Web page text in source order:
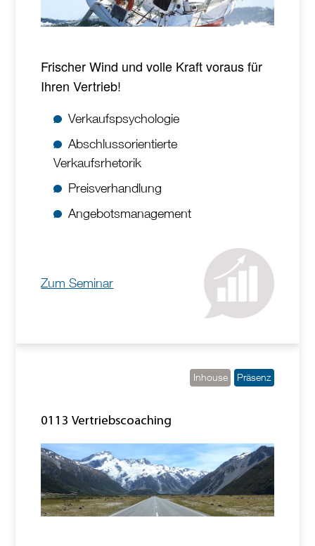
Frischer Wind und volle Kraft voraus für
Ihren Vertrieb!
Verkaufspsychologie
Abschlussorientierte
Verkaufsrhetorik
Preisverhandlung
Angebotsmanagement
Zum Seminar
Inhouse Präsenz
0113 Vertriebscoaching